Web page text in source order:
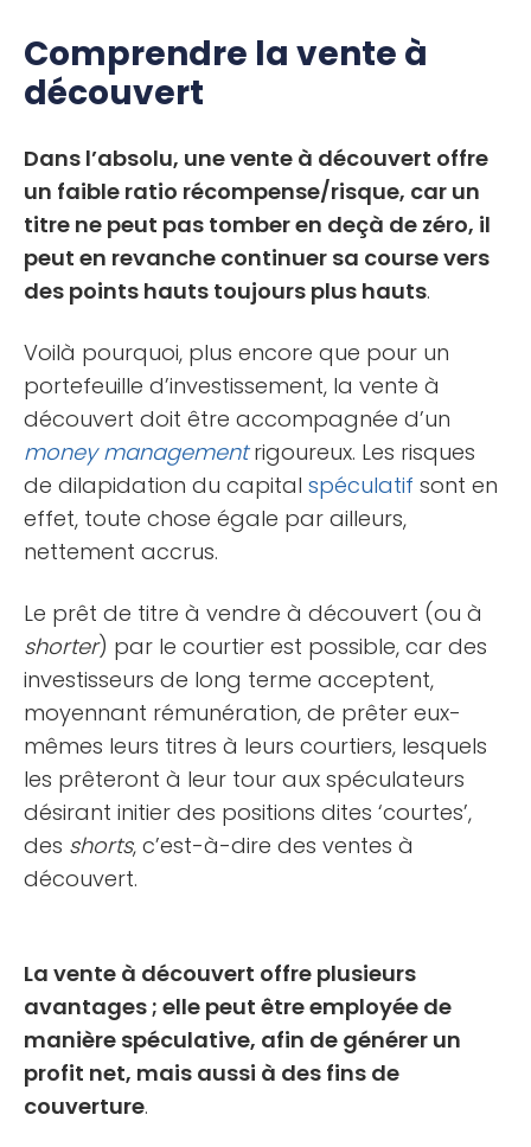
Comprendre la vente à
découvert
Dans l’absolu, une vente à découvert offre
un faible ratio récompense/risque, car un
titre ne peut pas tomber en deçà de zéro, il
peut en revanche continuer sa course vers
des points hauts toujours plus hauts.
Voilà pourquoi, plus encore que pour un
portefeuille d’investissement, la vente à
découvert doit être accompagnée d’un
money managementrigoureux. Les risques
de dilapidation du capital spéculatif sont en
effet, toute chose égale par ailleurs,
nettement accrus.
Le prêt de titre à vendre à découvert (ou à
shorter) par le courtier est possible, car des
investisseurs de long terme acceptent,
moyennant rémunération, de prêter eux-
mêmes leurs titres à leurs courtiers, lesquels
les prêteront à leur tour aux spéculateurs
désirant initier des positions dites ‘courtes’,
des shorts, c’est-à-dire des ventes à
découvert.
La vente à découvert offre plusieurs
avantages ; elle peut être employée de
manière spéculative, afin de générer un
profit net, mais aussi à des fins de
couverture.